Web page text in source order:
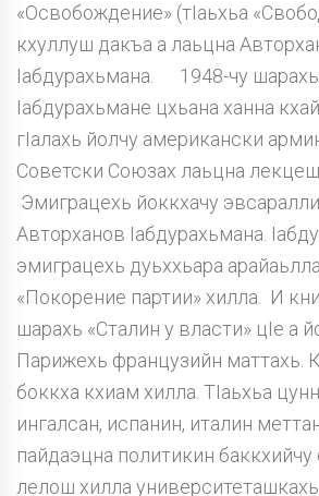
«Освобождение» (тIаьхьа
кхуллуш дакъа а лаьцна
Iабдурахьмана. 1948-чу
Iабдурахьмане цхьана ханна
гIалахь йолчу американски
Советски Союзах лаьцна
Эмиграцехь йоккхачу
Авторханов Iабдурахьмана.
эмиграцехь дуьххьара
«Покорение партии» хилла. И
шарахь «Сталин у власти» цIе а
Парижехь французийн маттахь.
боккха кхиам хилла. ТIаьхьа
ингалсан, испанин, италин
пайдаэцна политикин баккхийчу
лелош хилла